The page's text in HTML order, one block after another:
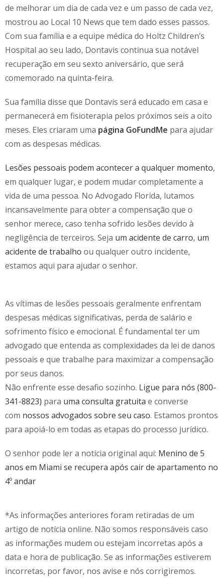
de melhorar um dia de cada vez e um passo de cada vez,
mostrou ao Local 10 News que tem dado esses passos.
Com sua família e a equipe médica do Holtz Children’s
Hospital ao seu lado, Dontavis continua sua notável
recuperação em seu sexto aniversário, que será
comemorado na quinta-feira.
Sua família disse que Dontavis será educado em casa e
permanecerá em fisioterapia pelos próximos seis a oito
meses. Eles criaram uma página GoFundMe para ajudar
com as despesas médicas.
Lesões pessoais podem acontecer a qualquer momento,
em qualquer lugar, e podem mudar completamente a
vida de uma pessoa. No Advogado Florida, lutamos
incansavelmente para obter a compensação que o
senhor merece, caso tenha sofrido lesões devido à
negligência de terceiros. Seja um acidente de carro, um
acidente de trabalho ou qualquer outro incidente,
estamos aqui para ajudar o senhor.
As vítimas de lesões pessoais geralmente enfrentam
despesas médicas significativas, perda de salário e
sofrimento físico e emocional. É fundamental ter um
advogado que entenda as complexidades da lei de danos
pessoais e que trabalhe para maximizar a compensação
por seus danos.
Não enfrente esse desafio sozinho. Ligue para nós (800-
341-8823) para uma consulta gratuita e converse
com nossos advogados sobre seu caso. Estamos prontos
para apoiá-lo em todas as etapas do processo jurídico.
O senhor pode ler a notícia original aqui: Menino de 5
anos em Miami se recupera após cair de apartamento no
4º andar
*As informações anteriores foram retiradas de um
artigo de notícia online. Não somos responsáveis caso
as informações mudem ou estejam incorretas após a
data e hora de publicação. Se as informações estiverem
incorretas, por favor, nos avise e nós corrigiremos.